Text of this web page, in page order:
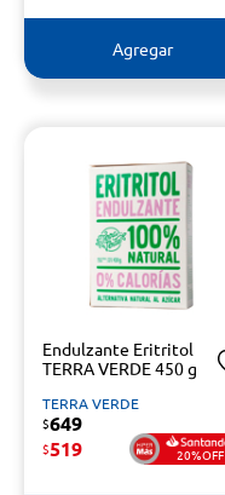
Agregar
Endulzante Eritritol
TERRA VERDE 450 g
TERRA VERDE
$649
$519 20%OFF